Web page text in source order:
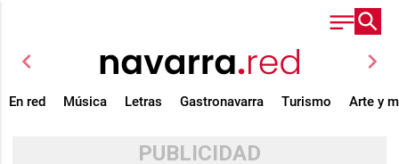
chevron_left chevron_right
En red Música Letras Gastronavarra Turismo Arte y
PUBLICIDAD